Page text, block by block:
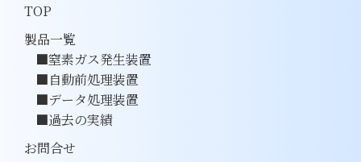
TOP
製品一覧
窒素ガス発生装置
自動前処理装置
データ処理装置
過去の実績
お問合せ